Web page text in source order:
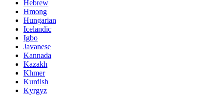
Hebrew
Hmong
Hungarian
Icelandic
Igbo
Javanese
Kannada
Kazakh
Khmer
Kurdish
Kyrgyz